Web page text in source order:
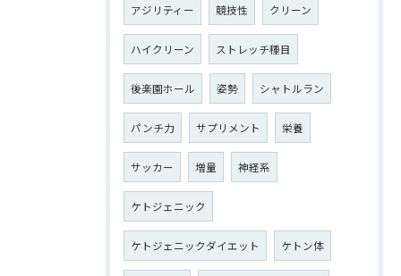
アジリティー 競技性 クリーン
ハイクリーン ストレッチ種目
後楽園ホール 姿勢 シャトルラン
パンチ力 サプリメント 栄養
サッカー 増量 神経系
ケトジェニック
ケトジェニックダイエット ケトン体